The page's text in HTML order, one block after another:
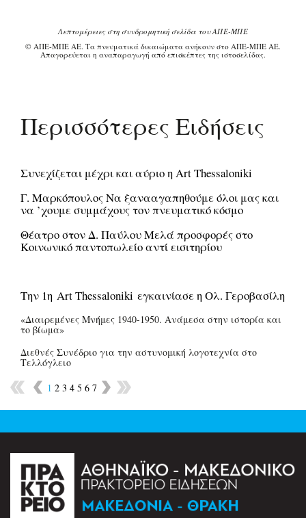
Λεπτομέρειες στη συνδρομητική σελίδα του ΑΠΕ-ΜΠΕ
© ΑΠΕ-ΜΠΕ ΑΕ. Τα πνευματικά δικαιώματα ανήκουν στο ΑΠΕ-ΜΠΕ ΑΕ.
Απαγορεύεται η αναπαραγωγή από επισκέπτες της ιστοσελίδας.
Περισσότερες Ειδήσεις
Συνεχίζεται μέχρι και αύριο η Art Thessaloniki
Γ. Μαρκόπουλος Να ξανααγαπηθούμε όλοι μας και
να ’χουμε συμμάχους τον πνευματικό κόσμο
Θέατρο στον Δ. Παύλου Μελά προσφορές στο
Κοινωνικό παντοπωλείο αντί εισιτηρίου
Την 1η Art Thessaloniki εγκαινίασε η Ολ. Γεροβασίλη
«Διαιρεμένες Μνήμες 1940-1950. Ανάμεσα στην ιστορία και
το βίωμα»
Διεθνές Συνέδριο για την αστυνομική λογοτεχνία στο
Τελλόγλειο
1 2 3 4 5 6 7